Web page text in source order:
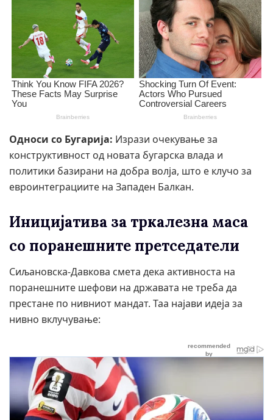
Односи со Бугарија: Изрази очекување за
конструктивност од новата бугарска влада и
политики базирани на добра волја, што е клучо за
евроинтеграциите на Западен Балкан.
Иницијатива за тркалезна маса
со поранешните претседатели
Сиљановска-Давкова смета дека активноста на
поранешните шефови на државата не треба да
престане по нивниот мандат. Таа најави идеја за
нивно вклучување: